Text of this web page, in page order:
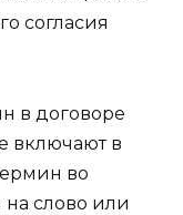
согласия
в договоре
включают в
во
слово или